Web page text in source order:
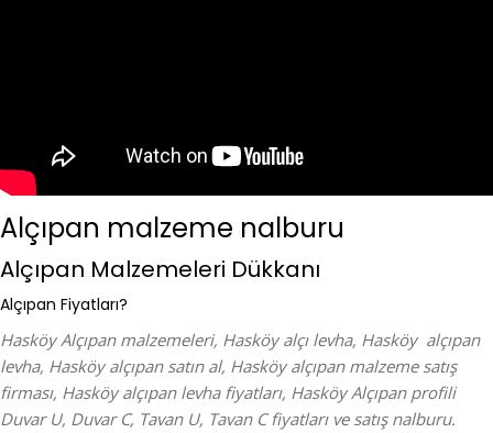
Alçıpan malzeme nalburu
Alçıpan Malzemeleri Dükkanı
Alçıpan Fiyatları?
Hasköy Alçıpan malzemeleri, Hasköy alçı levha, Hasköy alçıpan
levha, Hasköy alçıpan satın al, Hasköy alçıpan malzeme satış
firması, Hasköy alçıpan levha fiyatları, Hasköy Alçıpan profili
Duvar U, Duvar C, Tavan U, Tavan C fiyatları ve satış nalburu.